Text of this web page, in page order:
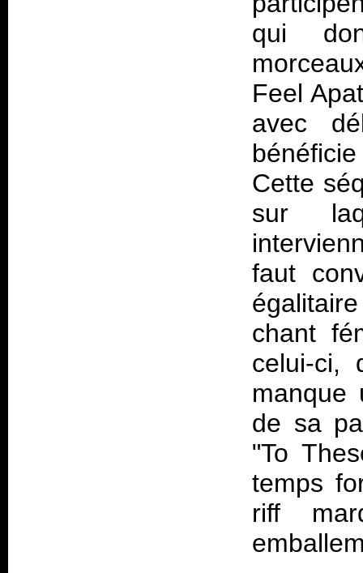
qui
Feel
avec
Cette
sur
faut
chant
celui-ci,
manque
de sa
"To
temps
riff